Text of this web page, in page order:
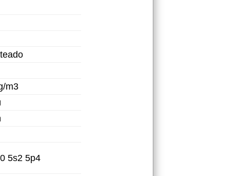
m3
5s2 5p4